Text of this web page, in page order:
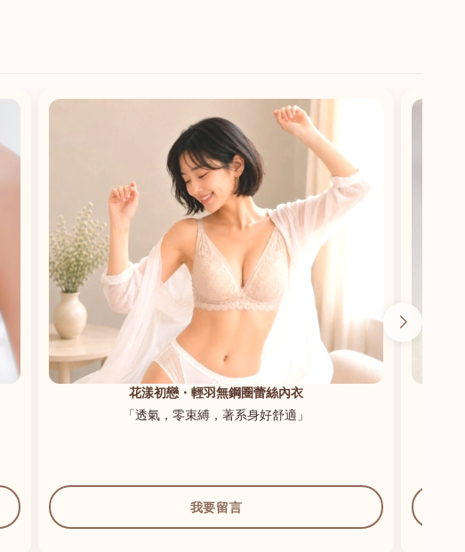
花漾初戀・輕羽無鋼圈蕾絲內衣
「透氣，零束縛，著系身好舒適」
我要留言